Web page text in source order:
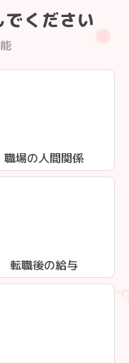
ください
職場の人間関係
転職後の給与